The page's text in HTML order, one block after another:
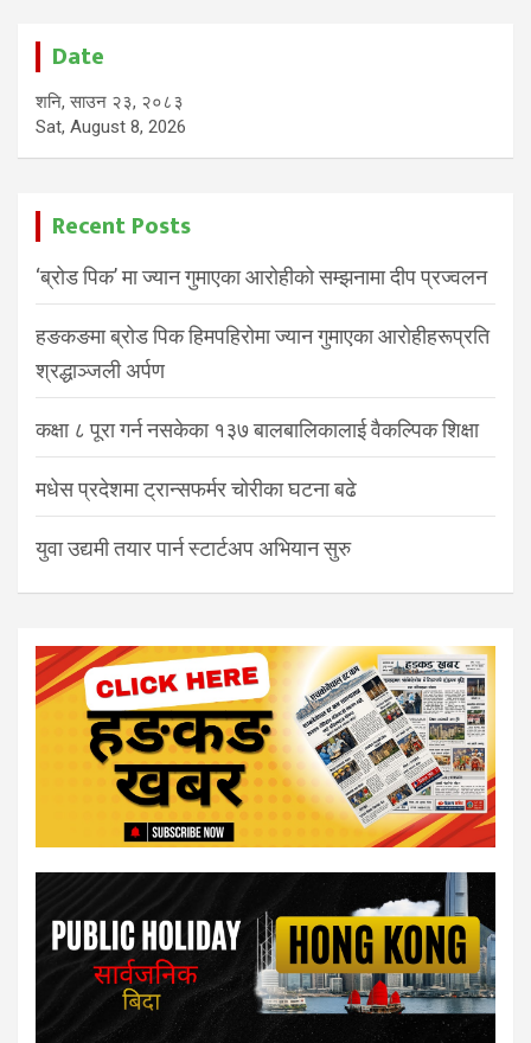
Date
शनि, साउन २३, २०८३
Sat, August 8, 2026
Recent Posts
‘ब्रोड पिक’ मा ज्यान गुमाएका आरोहीको सम्झनामा दीप प्रज्वलन
हङकङमा ब्रोड पिक हिमपहिरोमा ज्यान गुमाएका आरोहीहरूप्रति
श्रद्धाञ्जली अर्पण
कक्षा ८ पूरा गर्न नसकेका १३७ बालबालिकालाई वैकल्पिक शिक्षा
मधेस प्रदेशमा ट्रान्सफर्मर चोरीका घटना बढे
युवा उद्यमी तयार पार्न स्टार्टअप अभियान सुरु